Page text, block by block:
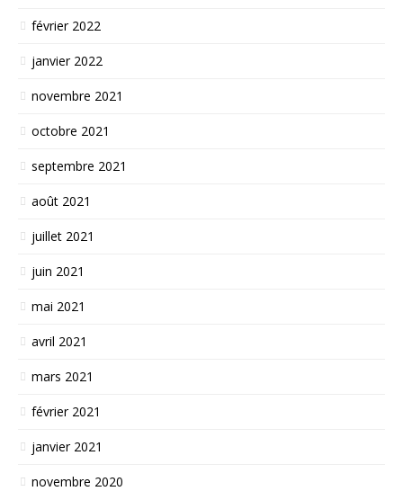
février 2022
janvier 2022
novembre 2021
octobre 2021
septembre 2021
août 2021
juillet 2021
juin 2021
mai 2021
avril 2021
mars 2021
février 2021
janvier 2021
novembre 2020